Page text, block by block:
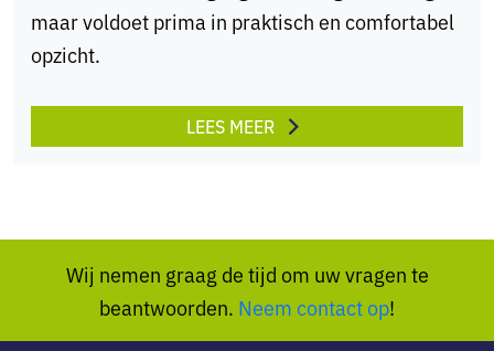
maar voldoet prima in praktisch en comfortabel
opzicht.
LEES MEER
Wij nemen graag de tijd om uw vragen te
beantwoorden. Neem contact op!